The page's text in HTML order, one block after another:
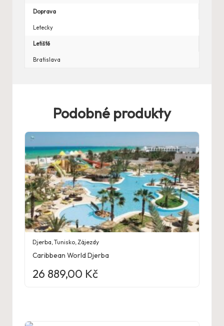
Doprava
Letecky
Letiště
Bratislava
Podobné produkty
Djerba ,Tunisko Zájezdy
Caribbean World Djerba
26 889,00 Kč